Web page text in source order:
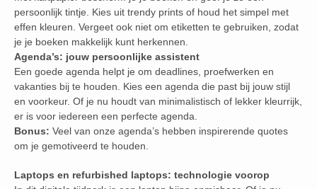
persoonlijk tintje. Kies uit trendy prints of houd het simpel met
effen kleuren. Vergeet ook niet om etiketten te gebruiken, zodat
je je boeken makkelijk kunt herkennen.
Agenda’s: jouw persoonlijke assistent
Een goede agenda helpt je om deadlines, proefwerken en
vakanties bij te houden. Kies een agenda die past bij jouw stijl
en voorkeur. Of je nu houdt van minimalistisch of lekker kleurrijk,
er is voor iedereen een perfecte agenda.
Bonus: Veel van onze agenda’s hebben inspirerende quotes
om je gemotiveerd te houden.
Laptops en refurbished laptops: technologie voorop